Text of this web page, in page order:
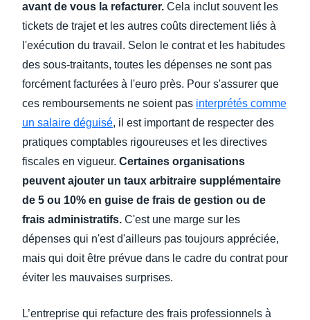
avant de vous la refacturer. Cela inclut souvent les
tickets de trajet et les autres coûts directement liés à
l'exécution du travail. Selon le contrat et les habitudes
des sous-traitants, toutes les dépenses ne sont pas
forcément facturées à l'euro près. Pour s'assurer que
ces remboursements ne soient pas interprétés comme
un salaire déguisé, il est important de respecter des
pratiques comptables rigoureuses et les directives
fiscales en vigueur. Certaines organisations
peuvent ajouter un taux arbitraire supplémentaire
de 5 ou 10% en guise de frais de gestion ou de
frais administratifs. C'est une marge sur les
dépenses qui n'est d'ailleurs pas toujours appréciée,
mais qui doit être prévue dans le cadre du contrat pour
éviter les mauvaises surprises.
L’entreprise qui refacture des frais professionnels à